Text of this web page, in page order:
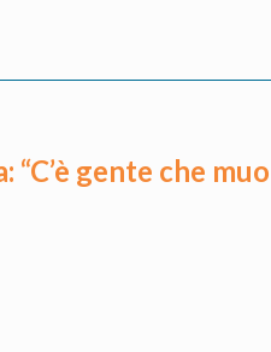
gente che